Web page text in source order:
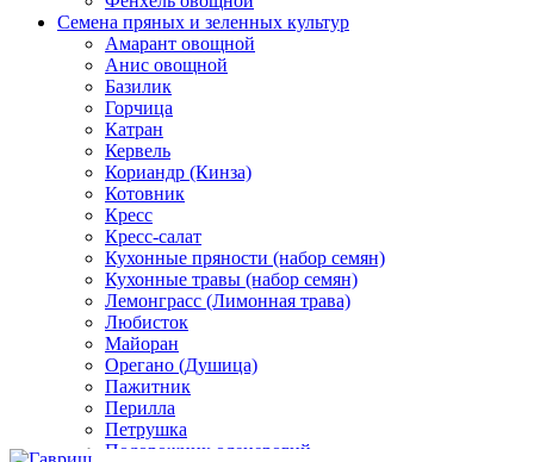
Семена пряных и зеленных культур
Амарант овощной
Анис овощной
Базилик
Горчица
Катран
Кервель
Кориандр (Кинза)
Котовник
Кресс
Кресс-салат
Кухонные пряности (набор семян)
Кухонные травы (набор семян)
Лемонграсс (Лимонная трава)
Любисток
Майоран
Орегано (Душица)
Пажитник
Перилла
Петрушка
Подорожник оленерогий